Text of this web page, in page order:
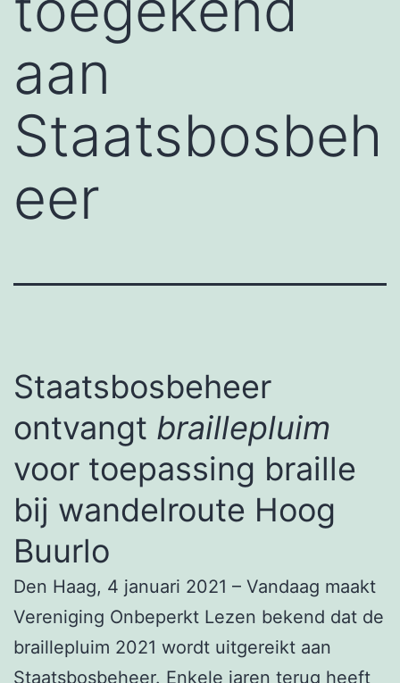
aan
Staatsbosbeh
eer
Staatsbosbeheer
ontvangt braillepluim
voor toepassing braille
bij wandelroute Hoog
Buurlo
Den Haag, 4 januari 2021 – Vandaag maakt
Vereniging Onbeperkt Lezen bekend dat de
braillepluim 2021 wordt uitgereikt aan
Staatsbosbeheer. Enkele jaren terug heeft